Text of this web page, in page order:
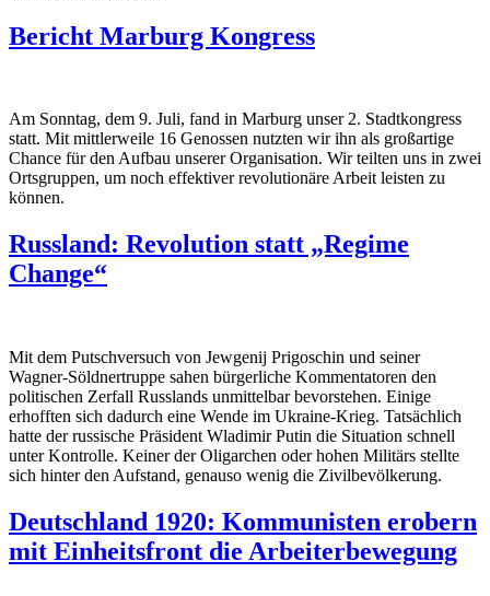
Bericht Marburg Kongress
Am Sonntag, dem 9. Juli, fand in Marburg unser 2. Stadtkongress
statt. Mit mittlerweile 16 Genossen nutzten wir ihn als großartige
Chance für den Aufbau unserer Organisation. Wir teilten uns in zwei
Ortsgruppen, um noch effektiver revolutionäre Arbeit leisten zu
können.
Russland: Revolution statt „Regime
Change“
Mit dem Putschversuch von Jewgenij Prigoschin und seiner
Wagner-Söldnertruppe sahen bürgerliche Kommentatoren den
politischen Zerfall Russlands unmittelbar bevorstehen. Einige
erhofften sich dadurch eine Wende im Ukraine-Krieg. Tatsächlich
hatte der russische Präsident Wladimir Putin die Situation schnell
unter Kontrolle. Keiner der Oligarchen oder hohen Militärs stellte
sich hinter den Aufstand, genauso wenig die Zivilbevölkerung.
Deutschland 1920: Kommunisten erobern
mit Einheitsfront die Arbeiterbewegung